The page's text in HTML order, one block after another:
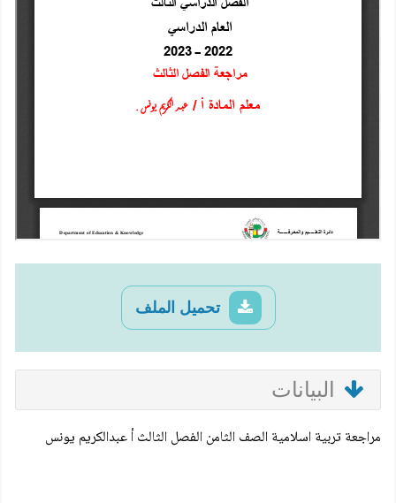
تحميل الملف
البيانات
مراجعة تربية اسلامية الصف الثامن الفصل الثالث أ عبدالكريم يونس